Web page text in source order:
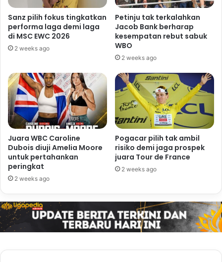
Sanz pilih fokus tingkatkan
performa laga demi laga
di MSC EWC 2026
2 weeks ago
Petinju tak terkalahkan
Jacob Bank berharap
kesempatan rebut sabuk
WBO
2 weeks ago
Juara WBC Caroline
Dubois diuji Amelia Moore
untuk pertahankan
peringkat
2 weeks ago
Pogacar pilih tak ambil
risiko demi jaga prospek
juara Tour de France
2 weeks ago